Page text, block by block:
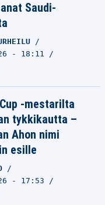
Saudi-
- 18:11
-mestarilta
tykkikautta –
Ahon nimi
esille
- 17:53